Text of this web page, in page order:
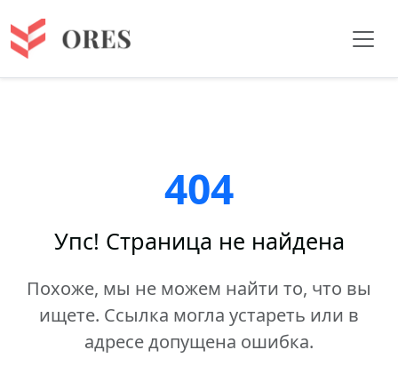
404
Упс! Страница не найдена
Похоже, мы не можем найти то, что вы
ищете. Ссылка могла устареть или в
адресе допущена ошибка.